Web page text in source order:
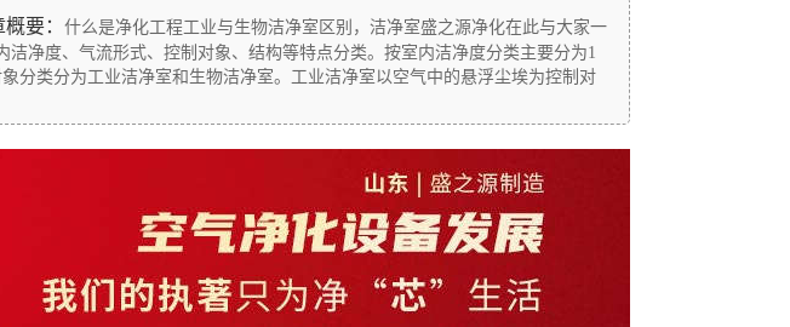
要： 什么是净化工程工业与生物洁净室区别，洁净室盛之源净化在此与大家一
净度、气流形式、控制对象、结构等特点分类。按室内洁净度分类主要分为1
分类分为工业洁净室和生物洁净室。工业洁净室以空气中的悬浮尘埃为控制对